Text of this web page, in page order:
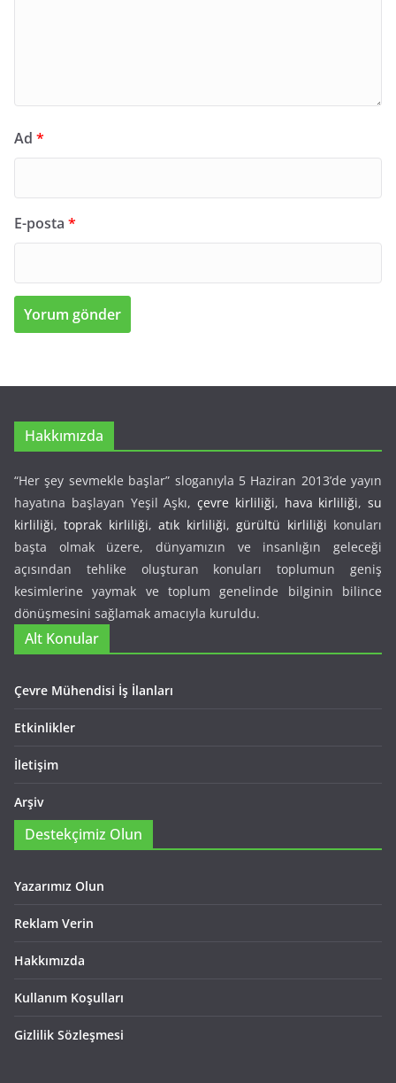
Ad *
E-posta *
Hakkımızda
“Her şey sevmekle başlar” sloganıyla 5 Haziran 2013’de yayın
hayatına başlayan Yeşil Aşkı, çevre kirliliği, hava kirliliği, su
kirliliği,toprak kirliliği,atık kirliliği,gürültü kirliliği konuları
başta olmak üzere, dünyamızın ve insanlığın geleceği
açısından tehlike oluşturan konuları toplumun geniş
kesimlerine yaymak ve toplum genelinde bilginin bilince
dönüşmesini sağlamak amacıyla kuruldu.
Alt Konular
Çevre Mühendisi İş İlanları
Etkinlikler
İletişim
Arşiv
Destekçimiz Olun
Yazarımız Olun
Reklam Verin
Hakkımızda
Kullanım Koşulları
Gizlilik Sözleşmesi